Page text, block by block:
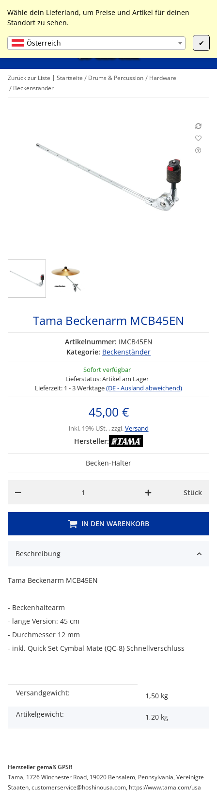
Wähle dein Lieferland, um Preise und Artikel für deinen
Standort zu sehen.
Österreich ✔
Liste ist leer
Zurück zur Liste Startseite Drums & Percussion
Hardware
Beckenständer
Tama Beckenarm MCB45EN
Artikelnummer: IMCB45EN
Kategorie: Beckenständer
Sofort verfügbar
Lieferstatus: Artikel am Lager
Lieferzeit: 1 - 3 Werktage(DE - Ausland abweichend)
45,00 €
inkl. 19% USt. , zzgl.Versand
Hersteller:
Becken-Halter
Stück
IN DEN WARENKORB
Beschreibung
Tama Beckenarm MCB45EN
- Beckenhaltearm
- lange Version: 45 cm
- Durchmesser 12 mm
- inkl. Quick Set Cymbal Mate (QC-8) Schnellverschluss
Produkteigenschaft
Wert
Versandgewicht:
1,50 kg
Artikelgewicht:
1,20 kg
Hersteller gemäß GPSR
Tama, 1726 Winchester Road, 19020 Bensalem, Pennsylvania, Vereinigte
Staaten, customerservice@hoshinousa.com, https://www.tama.com/usa